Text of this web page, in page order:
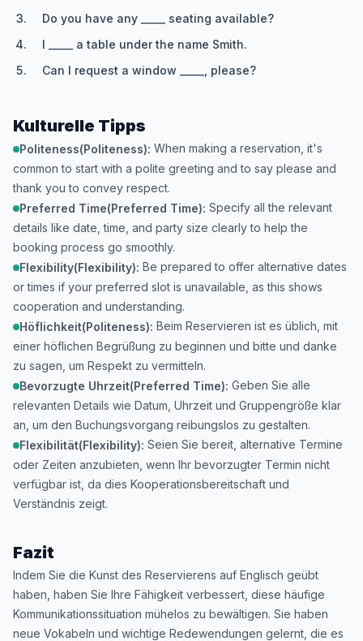
Do you have any _____ seating available?
I _____ a table under the name Smith.
Can I request a window _____, please?
Kulturelle Tipps
Politeness(Politeness): When making a reservation, it's
common to start with a polite greeting and to say please and
thank you to convey respect.
Preferred Time(Preferred Time): Specify all the relevant
details like date, time, and party size clearly to help the
booking process go smoothly.
Flexibility(Flexibility): Be prepared to offer alternative dates
or times if your preferred slot is unavailable, as this shows
cooperation and understanding.
Höflichkeit(Politeness): Beim Reservieren ist es üblich, mit
einer höflichen Begrüßung zu beginnen und bitte und danke
zu sagen, um Respekt zu vermitteln.
Bevorzugte Uhrzeit(Preferred Time): Geben Sie alle
relevanten Details wie Datum, Uhrzeit und Gruppengröße klar
an, um den Buchungsvorgang reibungslos zu gestalten.
Flexibilität(Flexibility): Seien Sie bereit, alternative Termine
oder Zeiten anzubieten, wenn Ihr bevorzugter Termin nicht
verfügbar ist, da dies Kooperationsbereitschaft und
Verständnis zeigt.
Fazit
Indem Sie die Kunst des Reservierens auf Englisch geübt
haben, haben Sie Ihre Fähigkeit verbessert, diese häufige
Kommunikationssituation mühelos zu bewältigen. Sie haben
neue Vokabeln und wichtige Redewendungen gelernt, die es